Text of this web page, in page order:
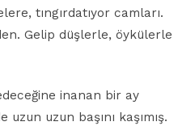
tıngırdatıyor camları.
Gelip düşlerle, öykülerle
inanan bir ay
uzun başını kaşımış.